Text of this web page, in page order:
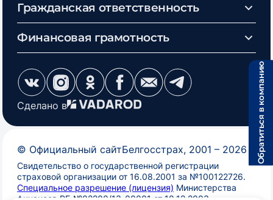
Гражданская ответственность
Финансовая грамотность
Сделано в
© Официальный сайтБелгосстрах, 2001 – 2026
Свидетельство о государственной регистрации
страховой организации от 16.08.2001 за №100122726.
Специальное разрешение (лицензия) Министерства
Обратиться в компанию